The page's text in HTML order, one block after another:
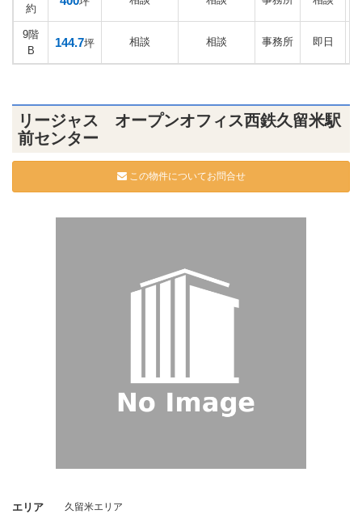
約
9階
B
144.7坪 相談 相談 事務所 即日
リージャス オープンオフィス西鉄久留米駅
前センター
この物件についてお問合せ
エリア 久留米エリア